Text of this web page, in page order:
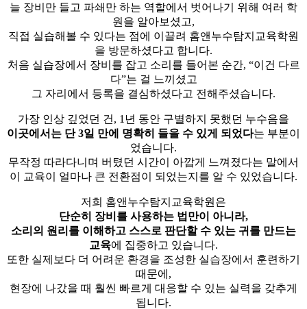
늘 장비만 들고 파쇄만 하는 역할에서 벗어나기 위해 여러 학
원을 알아보셨고,
직접 실습해볼 수 있다는 점에 이끌려 홈앤누수탐지교육학원
을 방문하셨다고 합니다.
처음 실습장에서 장비를 잡고 소리를 들어본 순간, “이건 다르
다”는 걸 느끼셨고
그 자리에서 등록을 결심하셨다고 전해주셨습니다.
가장 인상 깊었던 건, 1년 동안 구별하지 못했던 누수음을
이곳에서는 단 3일 만에 명확히 들을 수 있게 되었다는 부분이
었습니다.
무작정 따라다니며 버텼던 시간이 아깝게 느껴졌다는 말에서
이 교육이 얼마나 큰 전환점이 되었는지를 알 수 있었습니다.
저희 홈앤누수탐지교육학원은
단순히 장비를 사용하는 법만이 아니라,
소리의 원리를 이해하고 스스로 판단할 수 있는 귀를 만드는
교육에 집중하고 있습니다.
또한 실제보다 더 어려운 환경을 조성한 실습장에서 훈련하기
때문에,
현장에 나갔을 때 훨씬 빠르게 대응할 수 있는 실력을 갖추게
됩니다.